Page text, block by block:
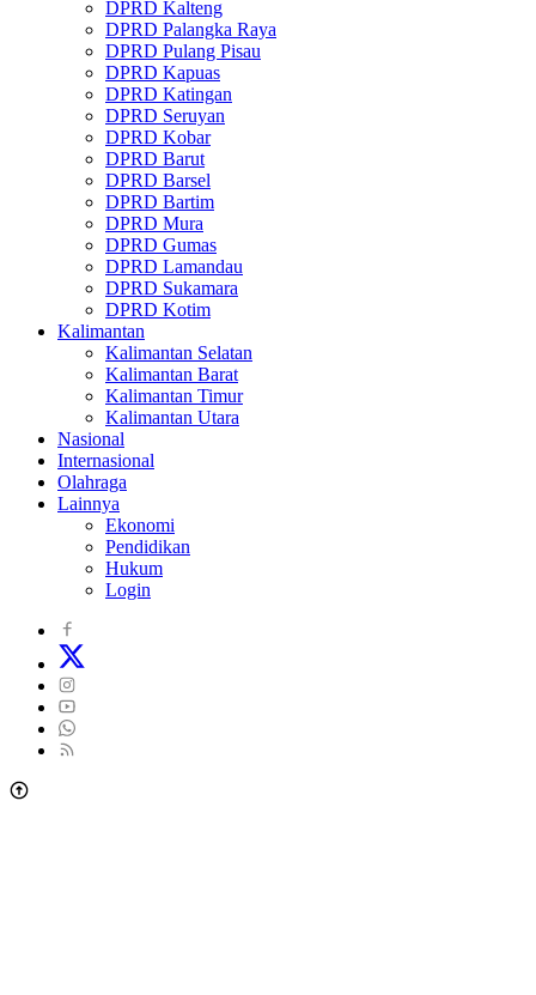
DPRD Kalteng
DPRD Palangka Raya
DPRD Pulang Pisau
DPRD Kapuas
DPRD Katingan
DPRD Seruyan
DPRD Kobar
DPRD Barut
DPRD Barsel
DPRD Bartim
DPRD Mura
DPRD Gumas
DPRD Lamandau
DPRD Sukamara
DPRD Kotim
Kalimantan
Kalimantan Selatan
Kalimantan Barat
Kalimantan Timur
Kalimantan Utara
Nasional
Internasional
Olahraga
Lainnya
Ekonomi
Pendidikan
Hukum
Login